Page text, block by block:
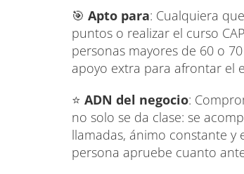
🎯 Apto para: Cualquiera
puntos o realizar el curso
personas mayores de 60 o
apoyo extra para afrontar el
⭐ ADN del negocio:
no solo se da clase: se
llamadas, ánimo constante y
persona apruebe cuanto